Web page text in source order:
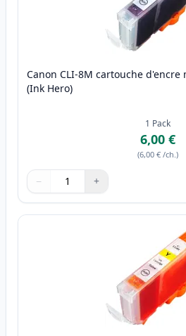
Canon CLI-8M cartouche
(Ink Hero)
1 Pack
6,00 €
(6,00 € /ch.)
Quantité
Utilisez les boutons pour ajuster
− +
Quantité